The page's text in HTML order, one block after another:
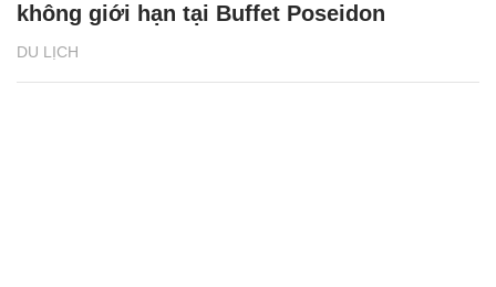
DU LỊCH
không giới hạn tại Buffet Poseidon